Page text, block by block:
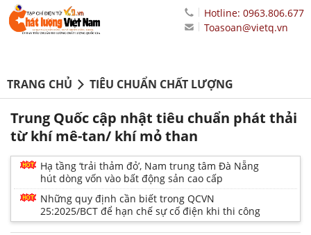
Hotline: 0963.806.677
Toasoan@vietq.vn
TRANG CHỦ TIÊU CHUẨN CHẤT LƯỢNG
Trung Quốc cập nhật tiêu chuẩn phát thải
từ khí mê-tan/ khí mỏ than
Hạ tầng ‘trải thảm đỏ’, Nam trung tâm Đà Nẵng
hút dòng vốn vào bất động sản cao cấp
Những quy định cần biết trong QCVN
25:2025/BCT để hạn chế sự cố điện khi thi công